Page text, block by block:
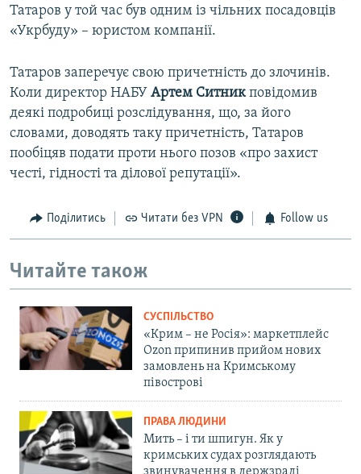
Татаров у той час був одним із чільних посадовців
«Укрбуду» – юристом компанії.
Татаров заперечує свою причетність до злочинів.
Коли директор НАБУ Артем Ситникповідомив
деякі подробиці розслідування, що, за його
словами, доводять таку причетність, Татаров
пообіцяв подати проти нього позов «про захист
честі, гідності та ділової репутації».
Поділитись Читати без VPN Follow us
Читайте також
СУСПІЛЬСТВО
«Крим – не Росія»: маркетплейс
Ozon припинив прийом нових
замовлень на Кримському
півострові
ПРАВА ЛЮДИНИ
Мить – і ти шпигун. Як у
кримських судах розглядають